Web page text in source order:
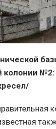
колонии